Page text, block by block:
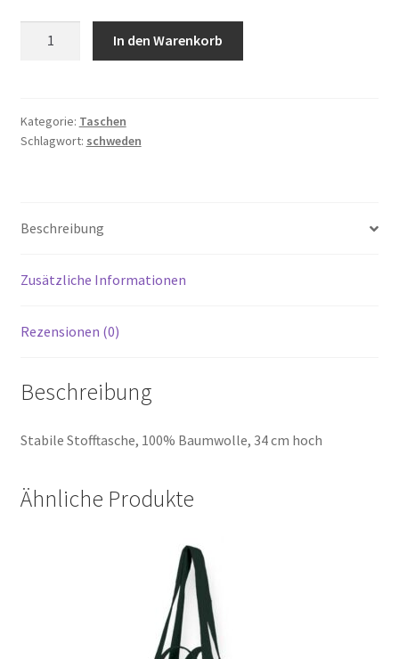
In den Warenkorb
Kategorie: Taschen
Schlagwort: schweden
Beschreibung
Zusätzliche Informationen
Rezensionen (0)
Beschreibung
Stabile Stofftasche, 100% Baumwolle, 34 cm hoch
Ähnliche Produkte